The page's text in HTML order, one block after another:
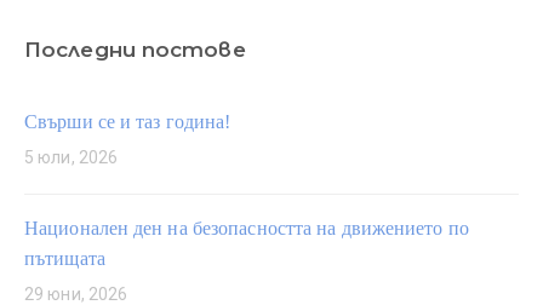
Последни постове
Свърши се и таз година!
5 юли, 2026
Национален ден на безопасността на движението по
пътищата
29 юни, 2026